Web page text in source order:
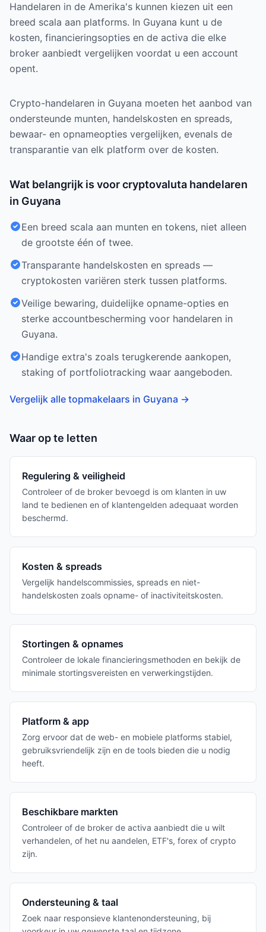
Handelaren in de Amerika's kunnen kiezen uit een
breed scala aan platforms. In Guyana kunt u de
kosten, financieringsopties en de activa die elke
broker aanbiedt vergelijken voordat u een account
opent.
Crypto-handelaren in Guyana moeten het aanbod van
ondersteunde munten, handelskosten en spreads,
bewaar- en opnameopties vergelijken, evenals de
transparantie van elk platform over de kosten.
Wat belangrijk is voor cryptovaluta handelaren
in Guyana
Een breed scala aan munten en tokens, niet alleen
de grootste één of twee.
Transparante handelskosten en spreads —
cryptokosten variëren sterk tussen platforms.
Veilige bewaring, duidelijke opname-opties en
sterke accountbescherming voor handelaren in
Guyana.
Handige extra's zoals terugkerende aankopen,
staking of portfoliotracking waar aangeboden.
Vergelijk alle topmakelaars in Guyana →
Waar op te letten
Regulering & veiligheid
Controleer of de broker bevoegd is om klanten in uw
land te bedienen en of klantengelden adequaat worden
beschermd.
Kosten & spreads
Vergelijk handelscommissies, spreads en niet-
handelskosten zoals opname- of inactiviteitskosten.
Stortingen & opnames
Controleer de lokale financieringsmethoden en bekijk de
minimale stortingsvereisten en verwerkingstijden.
Platform & app
Zorg ervoor dat de web- en mobiele platforms stabiel,
gebruiksvriendelijk zijn en de tools bieden die u nodig
heeft.
Beschikbare markten
Controleer of de broker de activa aanbiedt die u wilt
verhandelen, of het nu aandelen, ETF's, forex of crypto
zijn.
Ondersteuning & taal
Zoek naar responsieve klantenondersteuning, bij